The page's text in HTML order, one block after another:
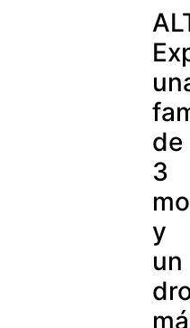
de
3
y
un